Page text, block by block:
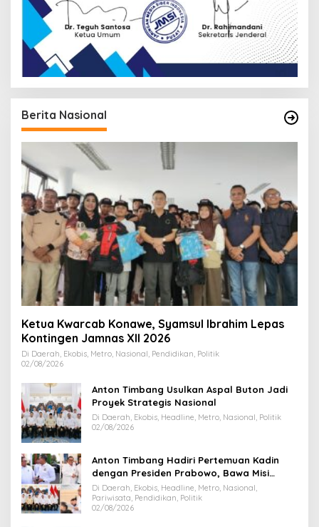
Berita Nasional
Ketua Kwarcab Konawe, Syamsul Ibrahim Lepas
Kontingen Jamnas XII 2026
Di Daerah, Ekobis, Metro, Nasional, Pendidikan, Politik
02/08/2026
Anton Timbang Usulkan Aspal Buton Jadi
Proyek Strategis Nasional
Di Daerah, Ekobis, Headline, Metro, Nasional, Politik
02/08/2026
Anton Timbang Hadiri Pertemuan Kadin
dengan Presiden Prabowo, Bawa Misi
Majukan Ekonomi Sultra
Di Daerah, Ekobis, Headline, Metro, Nasional,
Pariwisata, Pendidikan, Politik
02/08/2026